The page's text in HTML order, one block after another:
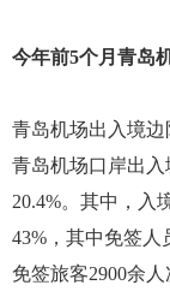
今年前5个月青岛
青岛机场出入境
青岛机场口岸出
20.4%。其中，入
43%，其中免签人
免签旅客2900余